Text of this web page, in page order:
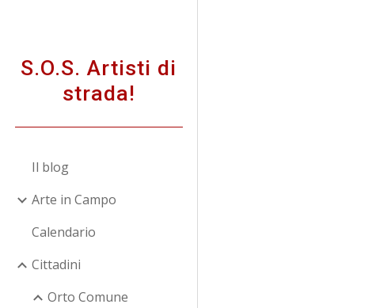
S.O.S. Artisti di
strada!
Il blog
Arte in Campo
Calendario
Cittadini
Orto Comune